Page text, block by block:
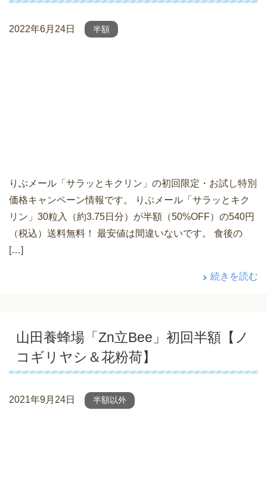
2022年6月24日 半額
りぶメール「サラッとキクリン」の初回限定・お試し特別
価格キャンペーン情報です。 りぶメール「サラッとキク
リン」30粒入（約3.75日分）が半額（50%OFF）の540円
（税込）送料無料！ 最安値は間違いないです。 食後の
[…]
続きを読む
山田養蜂場「Zn立Bee」初回半額【ノ
コギリヤシ＆花粉荷】
2021年9月24日 半額以外